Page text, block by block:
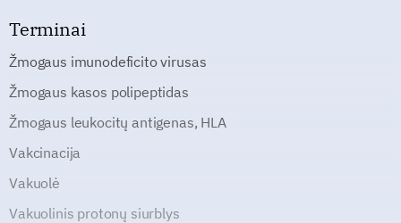
Terminai
Žmogaus imunodeficito virusas
Žmogaus kasos polipeptidas
Žmogaus leukocitų antigenas, HLA
Vakcinacija
Vakuolė
Vakuolinis protonų siurblys